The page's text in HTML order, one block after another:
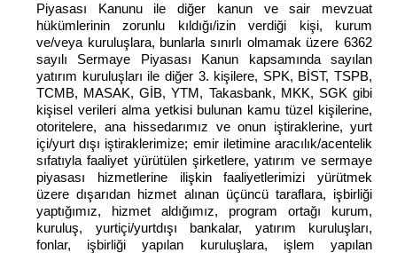
Piyasası Kanunu ile diğer kanun ve sair mevzuat
hükümlerinin zorunlu kıldığı/izin verdiği kişi, kurum
ve/veya kuruluşlara, bunlarla sınırlı olmamak üzere 6362
sayılı Sermaye Piyasası Kanun kapsamında sayılan
yatırım kuruluşları ile diğer 3. kişilere, SPK, BİST, TSPB,
TCMB, MASAK, GİB, YTM, Takasbank, MKK, SGK gibi
kişisel verileri alma yetkisi bulunan kamu tüzel kişilerine,
otoritelere, ana hissedarımız ve onun iştiraklerine, yurt
içi/yurt dışı iştiraklerimize; emir iletimine aracılık/acentelik
sıfatıyla faaliyet yürütülen şirketlere, yatırım ve sermaye
piyasası hizmetlerine ilişkin faaliyetlerimizi yürütmek
üzere dışarıdan hizmet alınan üçüncü taraflara, işbirliği
yaptığımız, hizmet aldığımız, program ortağı kurum,
kuruluş, yurtiçi/yurtdışı bankalar, yatırım kuruluşları,
fonlar, işbirliği yapılan kuruluşlara, işlem yapılan